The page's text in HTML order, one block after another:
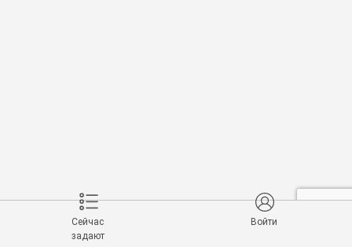
Сейчас
задают
Войти